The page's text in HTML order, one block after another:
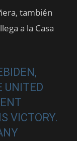
también
a la Casa
,
UNITED
VICTORY.